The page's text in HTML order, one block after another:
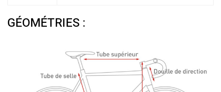
GÉOMÉTRIES :